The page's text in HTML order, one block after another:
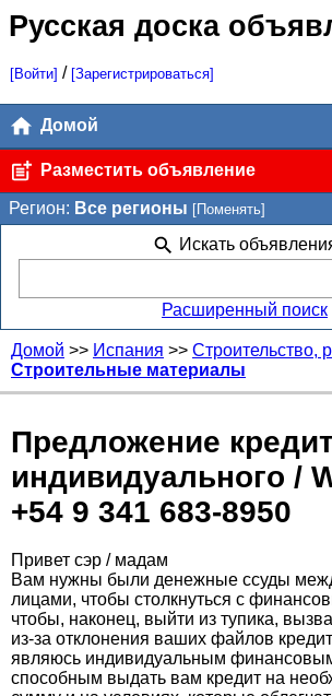
Русская доска
[Войти] / [Зарегистрироваться]
Домой
Разместить объявление
Регион: Все регионы [Поменять]
Искать
Расширенный поиск
Домой >> Испания >> Строительство,
Строительные материалы
Предложение
индивидуального /
+54 9 341 683-8950
Привет сэр / мадам
Вам нужны были денежные ссуды
лицами, чтобы столкнуться с
чтобы, наконец, выйти из тупика,
из-за отклонения ваших файлов
являюсь индивидуальным
способным выдать вам кредит на